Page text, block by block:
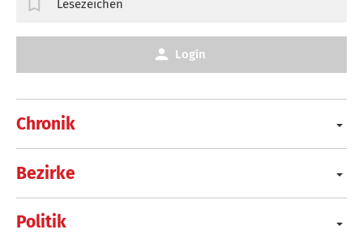
Chronik
Bezirke
Politik
Lesezeichen
Login